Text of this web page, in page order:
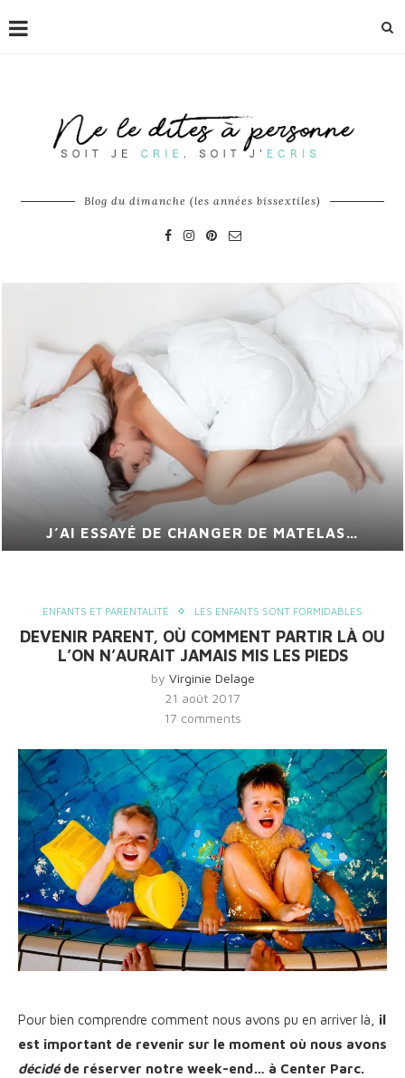
Blog du dimanche (les années bissextiles)
J’AI ESSAYÉ DE CHANGER DE MATELAS…
ENFANTS ET PARENTALITÉ LES ENFANTS SONT FORMIDABLES
DEVENIR PARENT, OÙ COMMENT PARTIR LÀ OU
L’ON N’AURAIT JAMAIS MIS LES PIEDS
by Virginie Delage
21 août 2017
17 comments
Pour bien comprendre comment nous avons pu en arriver là, il
est important de revenir sur le moment où nous avons
décidéde réserver notre week-end… à Center Parc.